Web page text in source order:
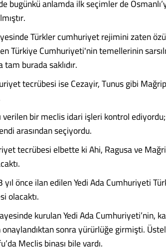
bugünkü anlamda ilk seçimler de
Türkler cumhuriyet rejimini zaten
Türkiye Cumhuriyeti'nin temellerinin
burada saklıdır.
tecrübesi ise Cezayir, Tunus gibi
verilen bir meclis idari işleri kontrol
arasından seçiyordu.
tecrübesi elbette ki Ahi, Ragusa ve
önce ilan edilen Yedi Ada Cumhuriyeti
olacaktı.
kurulan Yedi Ada Cumhuriyeti’nin,
sonra yürürlüğe girmişti.
Meclis binası bile vardı.